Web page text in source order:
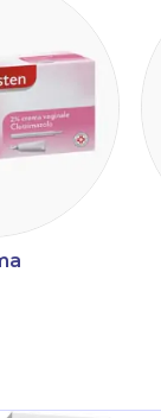
filtri